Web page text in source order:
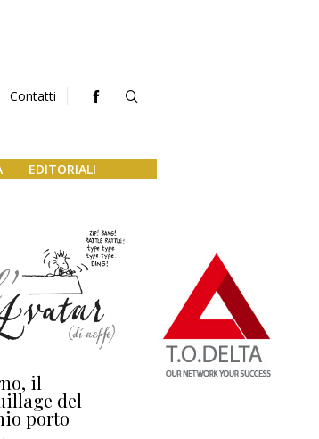
Contatti
EDITORIALI
il
del
porto
L’uscita di scena di